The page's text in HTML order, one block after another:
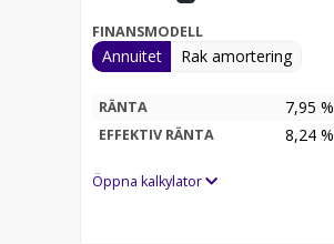
FINANSMODELL
Annuitet Rak amortering
RÄNTA 7,95 %
EFFEKTIV RÄNTA 8,24 %
Öppna kalkylator